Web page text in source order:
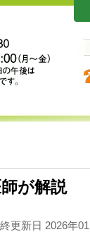
が解説
更新日 2026年